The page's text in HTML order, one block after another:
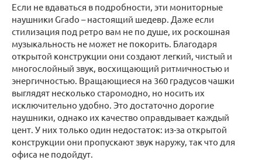
Если не вдаваться в подробности, эти мониторные
наушники Grado – настоящий шедевр. Даже если
стилизация под ретро вам не по душе, их роскошная
музыкальность не может не покорить. Благодаря
открытой конструкции они создают легкий, чистый и
многослойный звук, восхищающий ритмичностью и
энергичностью. Вращающиеся на 360 градусов чашки
выглядят несколько старомодно, но носить их
исключительно удобно. Это достаточно дорогие
наушники, однако их качество оправдывает каждый
цент. У них только один недостаток: из-за открытой
конструкции они пропускают звук наружу, так что для
офиса не подойдут.